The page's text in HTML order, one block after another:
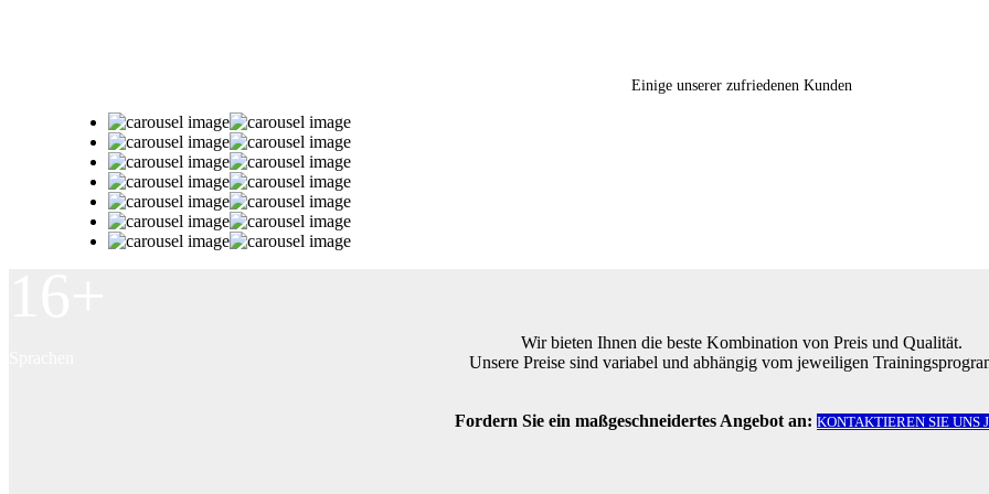
Einige unserer zufriedenen Kunden
Wir bieten Ihnen die beste Kombination von Preis und Qualität.
Unsere Preise sind variabel und abhängig vom jeweiligen
Fordern Sie ein maßgeschneidertes Angebot an: KONTAKTIEREN SIE UNS